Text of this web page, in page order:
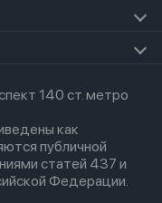
140 ст. метро
как
публичной
статей 437 и
Федерации.